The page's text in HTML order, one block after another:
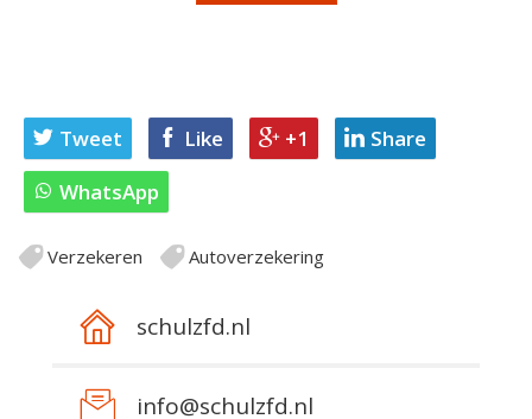
Tweet Like +1
Share
WhatsApp
Verzekeren Autoverzekering
schulzfd.nl
info@schulzfd.nl